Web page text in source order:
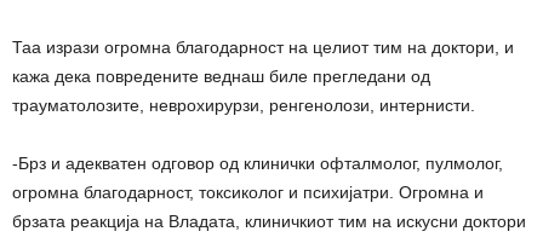
Таа изрази огромна благодарност на целиот тим на доктори, и
кажа дека повредените веднаш биле прегледани од
трауматолозите, неврохирурзи, ренгенолози, интернисти.
-Брз и адекватен одговор од клинички офталмолог, пулмолог,
огромна благодарност, токсиколог и психијатри. Огромна и
брзата реакција на Владата, клиничкиот тим на искусни доктори